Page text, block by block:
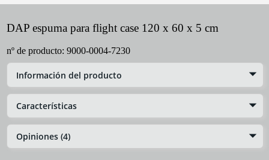
DAP espuma para flight case 120 x 60 x 5 cm
nº de producto: 9000-0004-7230
Información del producto
Características
Opiniones (4)